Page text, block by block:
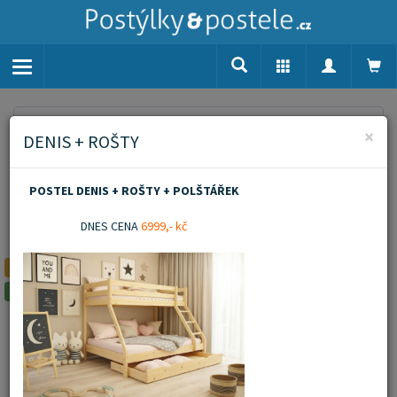
Toggle
Matrace PUR
120x60x10 cm
Novinka
Doporučujeme
×
DENIS + ROŠTY
POSTEL DENIS + ROŠTY + POLŠTÁŘEK
DNES CENA6999,- kč